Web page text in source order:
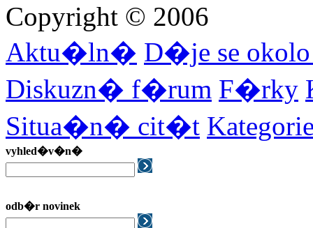
Copyright © 2006
Aktu�ln� D�je se
Diskuzn� f�rum F�rky
Situa�n� cit�t
vyhled�v�n�
odb�r novinek